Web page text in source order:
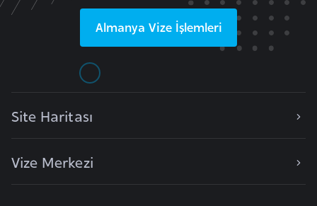
Almanya Vize İşlemleri
Site Haritası
Vize Merkezi
n
F